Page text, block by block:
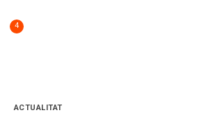
4
ACTUALITAT